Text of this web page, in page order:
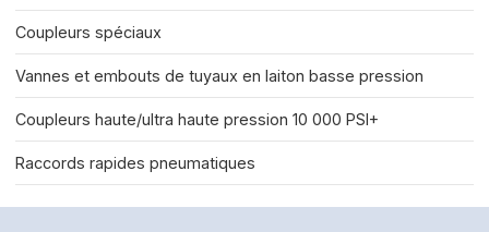
Coupleurs spéciaux
Vannes et embouts de tuyaux en laiton basse pression
Coupleurs haute/ultra haute pression 10 000 PSI+
Raccords rapides pneumatiques